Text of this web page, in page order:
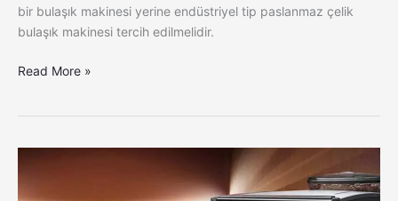
bir bulaşık makinesi yerine endüstriyel tip paslanmaz çelik
bulaşık makinesi tercih edilmelidir.
Read More »
Kahve